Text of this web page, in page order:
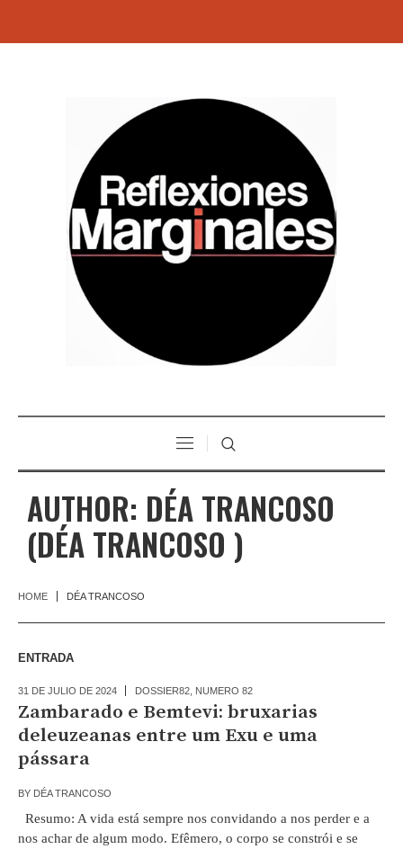
AUTHOR: DÉA TRANCOSO
(DÉA TRANCOSO )
HOME DÉA TRANCOSO
ENTRADA
31 DE JULIO DE 2024 DOSSIER82 NUMERO 82
Zambarado e Bemtevi: bruxarias
deleuzeanas entre um Exu e uma
pássara
BY DÉA TRANCOSO
Resumo: A vida está sempre nos convidando a nos perder e a
nos achar de algum modo. Efêmero, o corpo se constrói e se